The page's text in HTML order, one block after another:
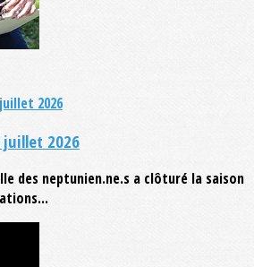
2026
des neptunien.ne.s a clôturé la saison